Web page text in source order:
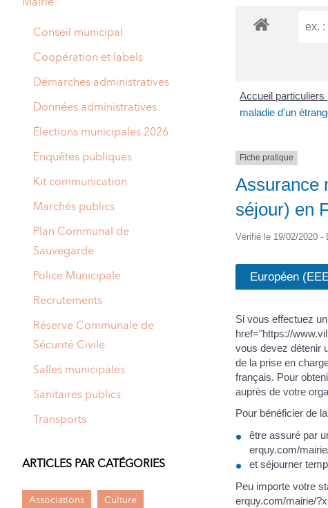
Accueil particuliers
maladie d'un
Fiche pratique
Assurance
séjour) en
Vérifié le 19/02/2020 -
Européen
Si vous effectuez
href="https://
vous devez détenir
de la prise en
français. Pour
auprès de votre
Pour bénéficier de
être assuré par
erquy.com/
et séjourner
Peu importe votre
erquy.com/mairie/
Conseil municipal
Coopération et labels
Démarches administratives
Données administratives
Élections municipales 2026
Enquêtes publiques
Kit communication
Marchés publics
Plan Communal de
Sauvegarde
Police Municipale
Recrutements
Réserve Communale de
Sécurité Civile
Salles municipales
Sanitaires publics
Transports
ARTICLES PAR CATÉGORIES
Associations Culture